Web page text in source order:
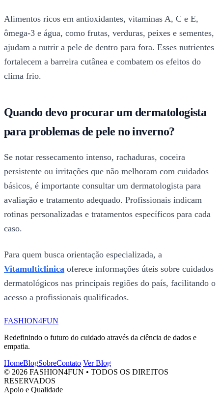
Alimentos ricos em antioxidantes, vitaminas A, C e E,
ômega-3 e água, como frutas, verduras, peixes e sementes,
ajudam a nutrir a pele de dentro para fora. Esses nutrientes
fortalecem a barreira cutânea e combatem os efeitos do
clima frio.
Quando devo procurar um dermatologista
para problemas de pele no inverno?
Se notar ressecamento intenso, rachaduras, coceira
persistente ou irritações que não melhoram com cuidados
básicos, é importante consultar um dermatologista para
avaliação e tratamento adequado. Profissionais indicam
rotinas personalizadas e tratamentos específicos para cada
caso.
Para quem busca orientação especializada, a
Vitamulticlinica oferece informações úteis sobre cuidados
dermatológicos nas principais regiões do país, facilitando o
acesso a profissionais qualificados.
FASHION4FUN
Redefinindo o futuro do cuidado através da ciência de dados e
empatia.
HomeBlogSobreContato Ver Blog
© 2026 FASHION4FUN • TODOS OS DIREITOS
RESERVADOS
Apoio e Qualidade